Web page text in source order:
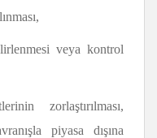
veya kontrol
zorlaştırılması,
piyasa dışına